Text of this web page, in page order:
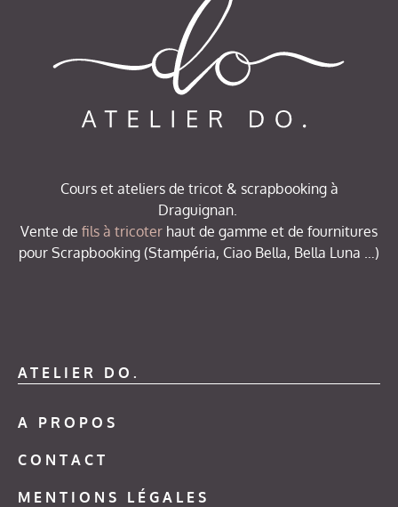
Cours et ateliers de tricot & scrapbooking à
Draguignan.
Vente de fils à tricoter haut de gamme et de fournitures
pour Scrapbooking (Stampéria, Ciao Bella, Bella Luna …)
ATELIER DO.
A PROPOS
CONTACT
MENTIONS LÉGALES